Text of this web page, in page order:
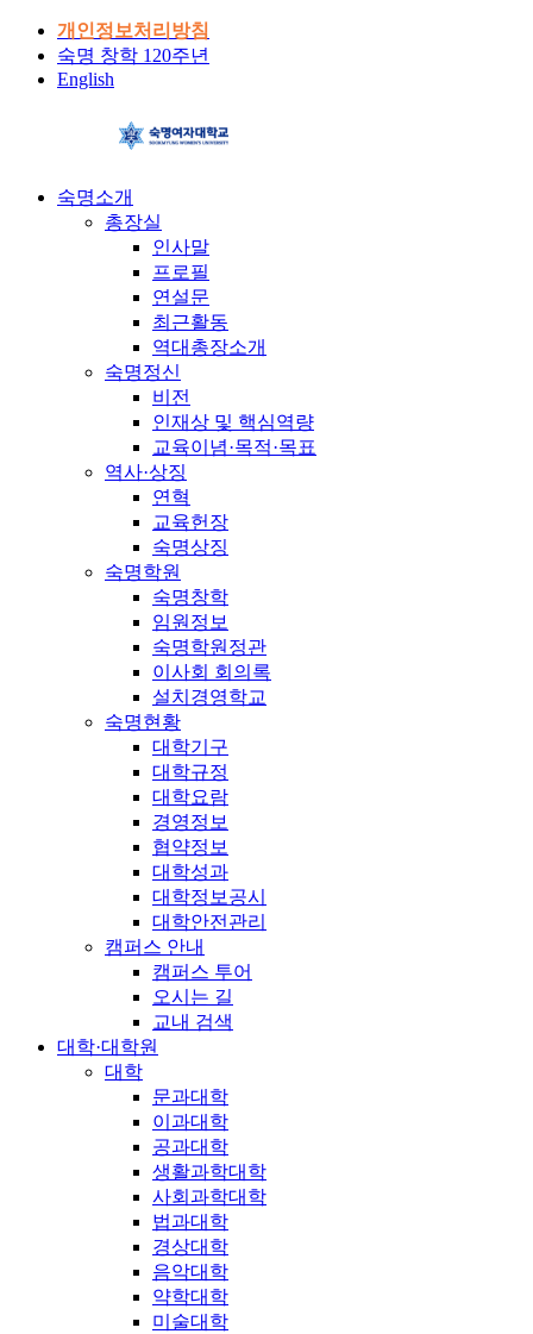
개인정보처리방침
숙명 창학 120주년
English
숙명소개
총장실
인사말
프로필
연설문
최근활동
역대총장소개
숙명정신
비전
인재상 및 핵심역량
교육이념·목적·목표
역사·상징
연혁
교육헌장
숙명상징
숙명학원
숙명창학
임원정보
숙명학원정관
이사회 회의록
설치경영학교
숙명현황
대학기구
대학규정
대학요람
경영정보
협약정보
대학성과
대학정보공시
대학안전관리
캠퍼스 안내
캠퍼스 투어
오시는 길
교내 검색
대학·대학원
대학
문과대학
이과대학
공과대학
생활과학대학
사회과학대학
법과대학
경상대학
음악대학
약학대학
미술대학